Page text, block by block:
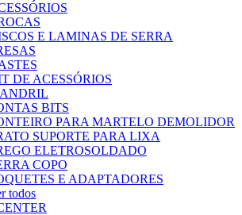
E LAMINAS DE SERRA
DE ACESSÓRIOS
BITS
PARA MARTELO DEMOLIDOR
SUPORTE PARA LIXA
ELETROSOLDADO
COPO
E ADAPTADORES
todos